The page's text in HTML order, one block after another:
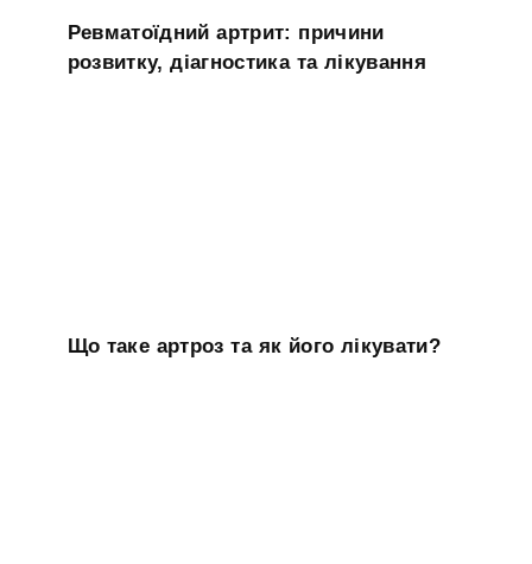
Ревматоїдний артрит: причини
розвитку, діагностика та лікування
Що таке артроз та як його лікувати?